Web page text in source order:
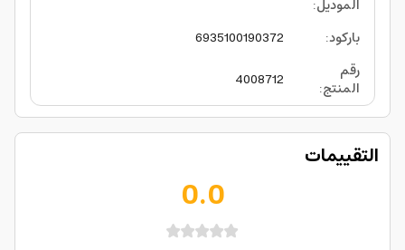
الموديل:
باركود:
6935100190372
رقم
المنتج:
4008712
التقييمات
0.0